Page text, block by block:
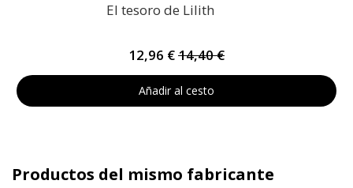
El tesoro de Lilith
12,96 €14,40 €
Añadir al cesto
Productos del mismo fabricante